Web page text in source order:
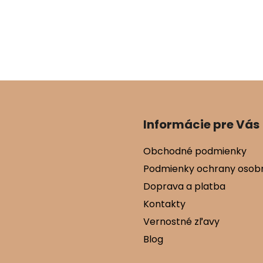
Informácie pre Vás
Obchodné podmienky
Podmienky ochrany
Doprava a platba
Kontakty
Vernostné zľavy
Blog